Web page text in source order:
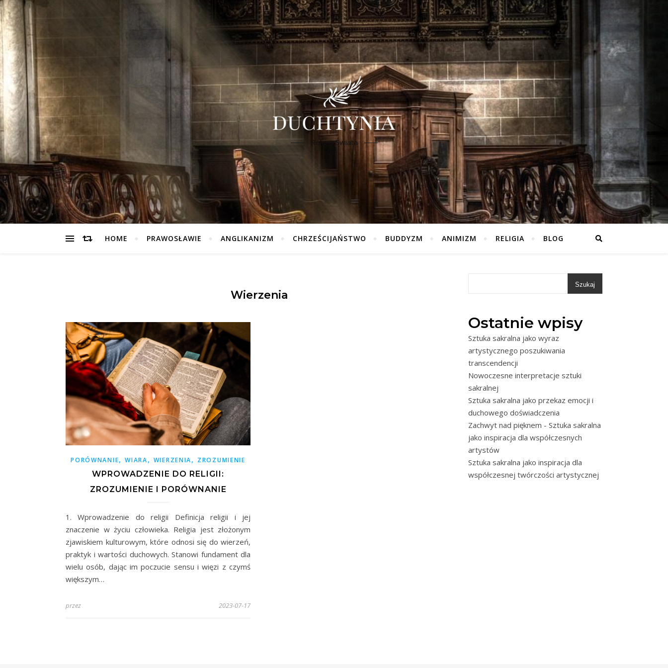
Religie Świata
HOME PRAWOSŁAWIE ANGLIKANIZM CHRZEŚCIJAŃSTWO BUDDYZM ANIMIZM RELIGIA BLOG
Wierzenia
PORÓWNANIE,WIARA, WIERZENIA, ZROZUMIENIE
WPROWADZENIE DO RELIGII:
ZROZUMIENIE I PORÓWNANIE
1. Wprowadzenie do religii Definicja religii i jej
znaczenie w życiu człowieka. Religia jest złożonym
zjawiskiem kulturowym, które odnosi się do wierzeń,
praktyk i wartości duchowych. Stanowi fundament dla
wielu osób, dając im poczucie sensu i więzi z czymś
większym…
przez 2023-07-17
Szukaj
Ostatnie wpisy
Sztuka sakralna jako wyraz
artystycznego poszukiwania
transcendencji
Nowoczesne interpretacje sztuki
sakralnej
Sztuka sakralna jako przekaz emocji i
duchowego doświadczenia
Zachwyt nad pięknem - Sztuka sakralna
jako inspiracja dla współczesnych
artystów
Sztuka sakralna jako inspiracja dla
współczesnej twórczości artystycznej